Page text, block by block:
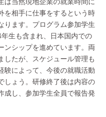
を相手に仕事をするという時
ります。プログラム参加学生
生も含まれ、日本国内での
ンシップを進めています。両
したが、スケジュール管理も
験によって、今後の就職活動
しょう。研修終了後は内容の
成し、参加学生全員で報告発